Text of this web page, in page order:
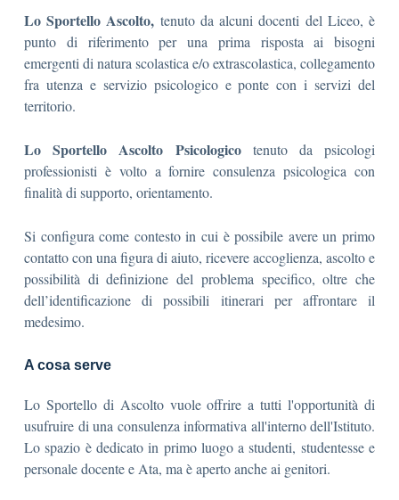
Lo Sportello Ascolto, tenuto da alcuni docenti del Liceo, è
punto di riferimento per una prima risposta ai bisogni
emergenti di natura scolastica e/o extrascolastica, collegamento
fra utenza e servizio psicologico e ponte con i servizi del
territorio.
Lo Sportello Ascolto Psicologicotenuto da psicologi
professionisti è volto a fornire consulenza psicologica con
finalità di supporto, orientamento.
Si configura come contesto in cui è possibile avere un primo
contatto con una figura di aiuto, ricevere accoglienza, ascolto e
possibilità di definizione del problema specifico, oltre che
dell’identificazione di possibili itinerari per affrontare il
medesimo.
A cosa serve
Lo Sportello di Ascolto vuole offrire a tutti l'opportunità di
usufruire di una consulenza informativa all'interno dell'Istituto.
Lo spazio è dedicato in primo luogo a studenti, studentesse e
personale docente e Ata, ma è aperto anche ai genitori.